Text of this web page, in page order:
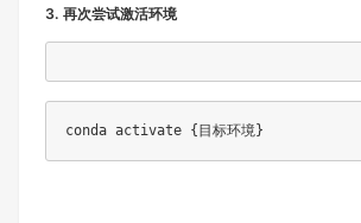
3. 再次尝试激活环境
conda activate {目标环境}